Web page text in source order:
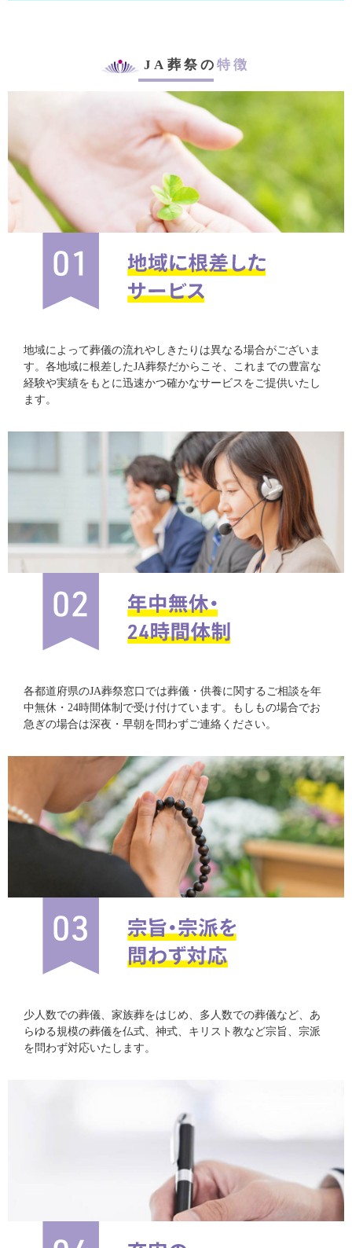
JA葬祭の特徴
地域によって葬儀の流れやしきたりは異なる場合がございま
す。各地域に根差したJA葬祭だからこそ、これまでの豊富な
経験や実績をもとに迅速かつ確かなサービスをご提供いたし
ます。
各都道府県のJA葬祭窓口では葬儀・供養に関するご相談を年
中無休・24時間体制で受け付けています。もしもの場合でお
急ぎの場合は深夜・早朝を問わずご連絡ください。
少人数での葬儀、家族葬をはじめ、多人数での葬儀など、あ
らゆる規模の葬儀を仏式、神式、キリスト教など宗旨、宗派
を問わず対応いたします。